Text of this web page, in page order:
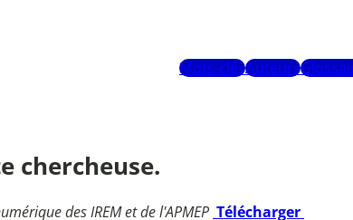
Mots-clésAuteurs
chercheuse.
des IREM et de l'APMEP Télécharger